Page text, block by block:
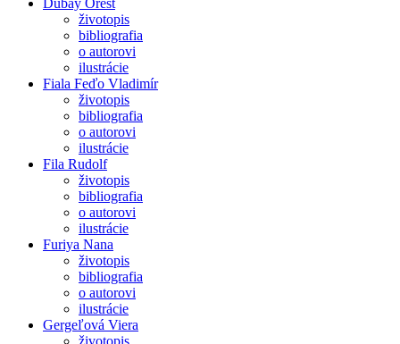
Dubay Orest
životopis
bibliografia
o autorovi
ilustrácie
Fiala Feďo Vladimír
životopis
bibliografia
o autorovi
ilustrácie
Fila Rudolf
životopis
bibliografia
o autorovi
ilustrácie
Furiya Nana
životopis
bibliografia
o autorovi
ilustrácie
Gergeľová Viera
životopis